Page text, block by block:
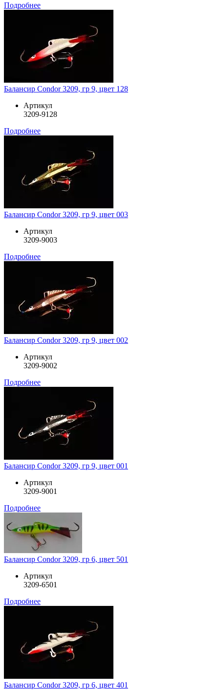
Подробнее
Балансир Condor 3209, гр 9, цвет 128
Артикул
3209-9128
Подробнее
Балансир Condor 3209, гр 9, цвет 003
Артикул
3209-9003
Подробнее
Балансир Condor 3209, гр 9, цвет 002
Артикул
3209-9002
Подробнее
Балансир Condor 3209, гр 9, цвет 001
Артикул
3209-9001
Подробнее
Балансир Condor 3209, гр 6, цвет 501
Артикул
3209-6501
Подробнее
Балансир Condor 3209, гр 6, цвет 401